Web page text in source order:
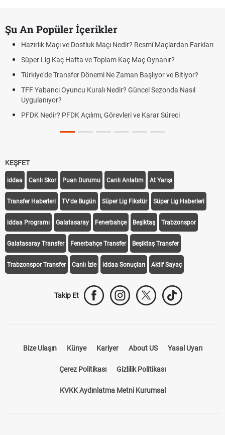
Şu An Popüler İçerikler
Hazırlık Maçı ve Dostluk Maçı Nedir? Resmî Maçlardan Farkları
Süper Lig Kaç Hafta ve Toplam Kaç Maç Oynanır?
Türkiye'de Transfer Dönemi Ne Zaman Başlıyor ve Bitiyor?
TFF Yabancı Oyuncu Kuralı Nedir? Güncel Sezonda Nasıl
Uygulanıyor?
PFDK Nedir? PFDK Açılımı, Görevleri ve Karar Süreci
KEŞFET
iddaa Canlı Skor Puan Durumu Canlı Anlatım At Yarışı
Transfer Haberleri TV'de Bugün Süper Lig Fikstür Süper Lig Haberleri
iddaa Programı Galatasaray Fenerbahçe Beşiktaş Trabzonspor
Galatasaray Transfer Fenerbahçe Transfer Beşiktaş Transfer
Trabzonspor Transfer Canlı İzle iddaa Sonuçları Aktif Sayaç
Takip Et
Bize Ulaşın Künye Kariyer About US Yasal Uyarı
Çerez Politikası Gizlilik Politikası
KVKK Aydınlatma Metni Kurumsal